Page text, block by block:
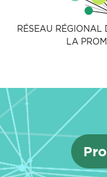
RÉSEAU RÉGIONAL
LA